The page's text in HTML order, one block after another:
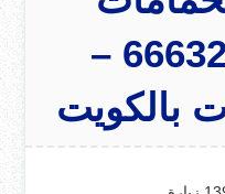
بالكويت – 66632260 –
بالكويت